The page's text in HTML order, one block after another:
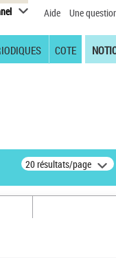
Aide Une
COTE
20 résultats/page